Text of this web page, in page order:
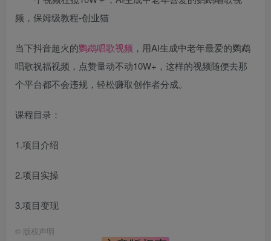
当下抖音超火的鹦鹉唱歌视频 ，用AI生成中老年最爱的鹦鹉
唱歌祝福视频，点赞量动不动10W+，这样的视频随便去那
个平台都不会违规，轻松赚取创作者分成。
课程目录：
1.项目介绍
2.项目实操
3.项目变现
© 版权声明